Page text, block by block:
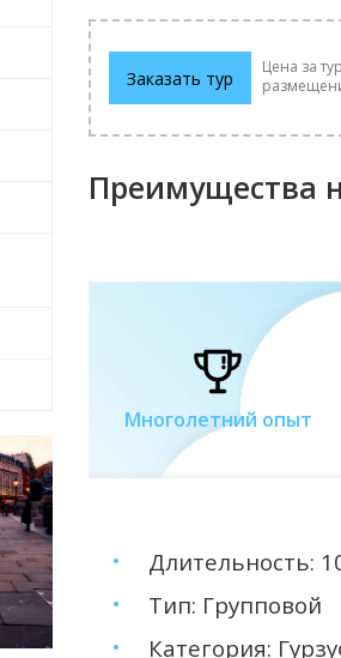
Заказать тур
Цена за
Преимущества
Многолетний опыт
Длительность:
Тип: Групповой
Категория: